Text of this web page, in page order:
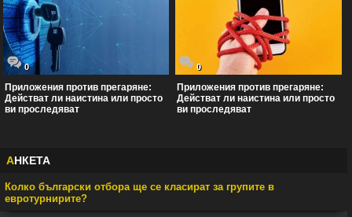
0
Приложения против прегаряне:
Действат ли наистина или просто
ви проследяват
0
Приложения против прегаряне:
Действат ли наистина или просто
ви проследяват
АНКЕТА
Колко български отбора ще се класират за групите в
евротурнирите?